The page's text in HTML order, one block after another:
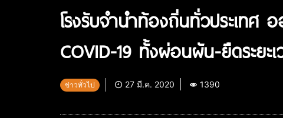
โรงรับจำนำท้องถิ่นทั่วประเทศ
COVID-19 ทั้งผ่อนผัน-ยืดระยะ
ข่าวทั่วไป 27 มี.ค. 2020 1390